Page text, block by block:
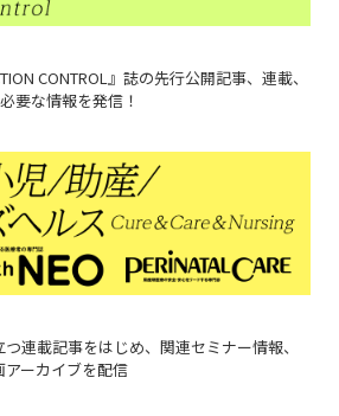
CONTROL』誌の先行公開記事、連載、
要な情報を発信！
連載記事をはじめ、関連セミナー情報、
ーカイブを配信